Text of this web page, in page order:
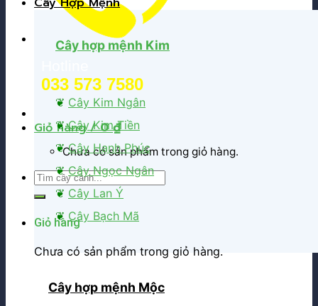
033 573 7580
Giỏ hàng /0₫
Chưa có sản phẩm trong giỏ hàng.
Tìm
kiếm:
Giỏ hàng
Chưa có sản phẩm trong giỏ hàng.
Cây hợp mệnh Kim
❦ Cây Kim Ngân
❦ Cây Kim Tiền
❦ Cây Hạnh Phúc
❦ Cây Ngọc Ngân
❦ Cây Lan Ý
❦ Cây Bạch Mã
Cây hợp mệnh Mộc